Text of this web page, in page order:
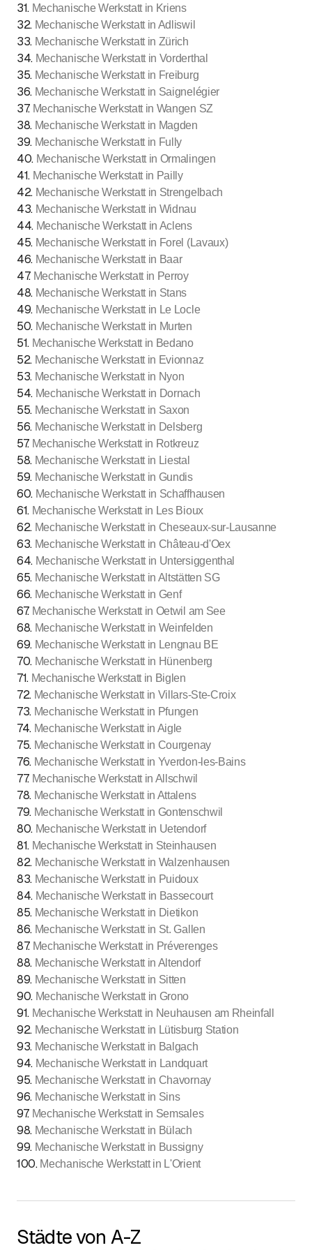
31. Mechanische Werkstatt in Kriens
32. Mechanische Werkstatt in Adliswil
33. Mechanische Werkstatt in Zürich
34. Mechanische Werkstatt in Vorderthal
35. Mechanische Werkstatt in Freiburg
36. Mechanische Werkstatt in Saignelégier
37. Mechanische Werkstatt in Wangen SZ
38. Mechanische Werkstatt in Magden
39. Mechanische Werkstatt in Fully
40. Mechanische Werkstatt in Ormalingen
41. Mechanische Werkstatt in Pailly
42. Mechanische Werkstatt in Strengelbach
43. Mechanische Werkstatt in Widnau
44. Mechanische Werkstatt in Aclens
45. Mechanische Werkstatt in Forel (Lavaux)
46. Mechanische Werkstatt in Baar
47. Mechanische Werkstatt in Perroy
48. Mechanische Werkstatt in Stans
49. Mechanische Werkstatt in Le Locle
50. Mechanische Werkstatt in Murten
51. Mechanische Werkstatt in Bedano
52. Mechanische Werkstatt in Evionnaz
53. Mechanische Werkstatt in Nyon
54. Mechanische Werkstatt in Dornach
55. Mechanische Werkstatt in Saxon
56. Mechanische Werkstatt in Delsberg
57. Mechanische Werkstatt in Rotkreuz
58. Mechanische Werkstatt in Liestal
59. Mechanische Werkstatt in Gundis
60. Mechanische Werkstatt in Schaffhausen
61. Mechanische Werkstatt in Les Bioux
62. Mechanische Werkstatt in Cheseaux-sur-Lausanne
63. Mechanische Werkstatt in Château-d'Oex
64. Mechanische Werkstatt in Untersiggenthal
65. Mechanische Werkstatt in Altstätten SG
66. Mechanische Werkstatt in Genf
67. Mechanische Werkstatt in Oetwil am See
68. Mechanische Werkstatt in Weinfelden
69. Mechanische Werkstatt in Lengnau BE
70. Mechanische Werkstatt in Hünenberg
71. Mechanische Werkstatt in Biglen
72. Mechanische Werkstatt in Villars-Ste-Croix
73. Mechanische Werkstatt in Pfungen
74. Mechanische Werkstatt in Aigle
75. Mechanische Werkstatt in Courgenay
76. Mechanische Werkstatt in Yverdon-les-Bains
77. Mechanische Werkstatt in Allschwil
78. Mechanische Werkstatt in Attalens
79. Mechanische Werkstatt in Gontenschwil
80. Mechanische Werkstatt in Uetendorf
81. Mechanische Werkstatt in Steinhausen
82. Mechanische Werkstatt in Walzenhausen
83. Mechanische Werkstatt in Puidoux
84. Mechanische Werkstatt in Bassecourt
85. Mechanische Werkstatt in Dietikon
86. Mechanische Werkstatt in St. Gallen
87. Mechanische Werkstatt in Préverenges
88. Mechanische Werkstatt in Altendorf
89. Mechanische Werkstatt in Sitten
90. Mechanische Werkstatt in Grono
91. Mechanische Werkstatt in Neuhausen am Rheinfall
92. Mechanische Werkstatt in Lütisburg Station
93. Mechanische Werkstatt in Balgach
94. Mechanische Werkstatt in Landquart
95. Mechanische Werkstatt in Chavornay
96. Mechanische Werkstatt in Sins
97. Mechanische Werkstatt in Semsales
98. Mechanische Werkstatt in Bülach
99. Mechanische Werkstatt in Bussigny
100. Mechanische Werkstatt in L'Orient
Städte von A-Z